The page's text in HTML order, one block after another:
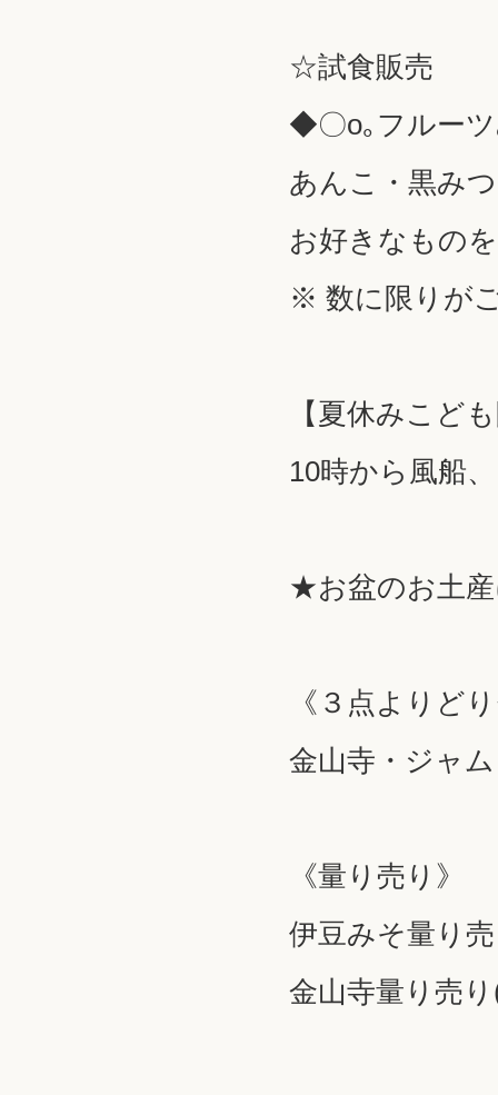
☆試食販売
◆〇o｡フルー
あんこ・黒み
お好きなもの
※ 数に限りが
【夏休みこど
10時から風船
★お盆のお土
《３点よりど
金山寺・ジャ
《量り売り》
伊豆みそ量り
金山寺量り売